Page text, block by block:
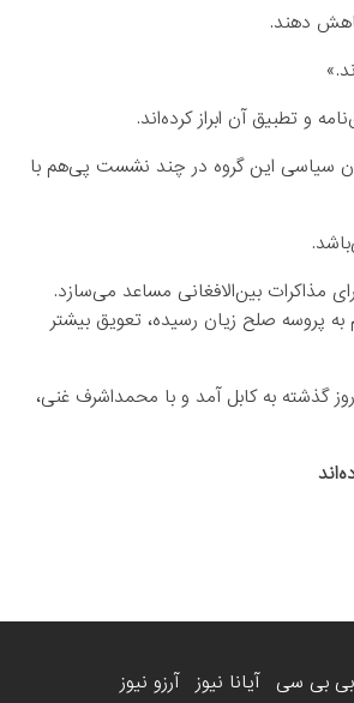
دهند.
و تطبیق آن ابراز کرده‌اند.
سیاسی این گروه در چند نشست پی‌هم با
مذاکرات بین‌الافغانی مساعد می‌سازد.
پروسه صلح زیان رسیده، تعویق بیشتر
گذشته به کابل آمد و با محمداشرف غنی،
بی بی سی آیانا نیوز آرزو نیوز